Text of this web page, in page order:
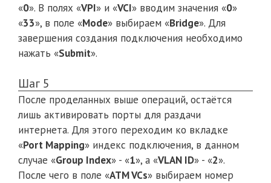
«0». В полях «VPI» и «VCI» вводим значения «0»
«33», в поле «Mode» выбираем «Bridge». Для
завершения создания подключения необходимо
нажать «Submit».
Шаг 5
После проделанных выше операций, остаётся
лишь активировать порты для раздачи
интернета. Для этого переходим ко вкладке
«Port Mapping» индекс подключения, в данном
случае «Group Index» - «1», а «VLAN ID» - «2».
После чего в поле «ATM VCs» выбираем номер